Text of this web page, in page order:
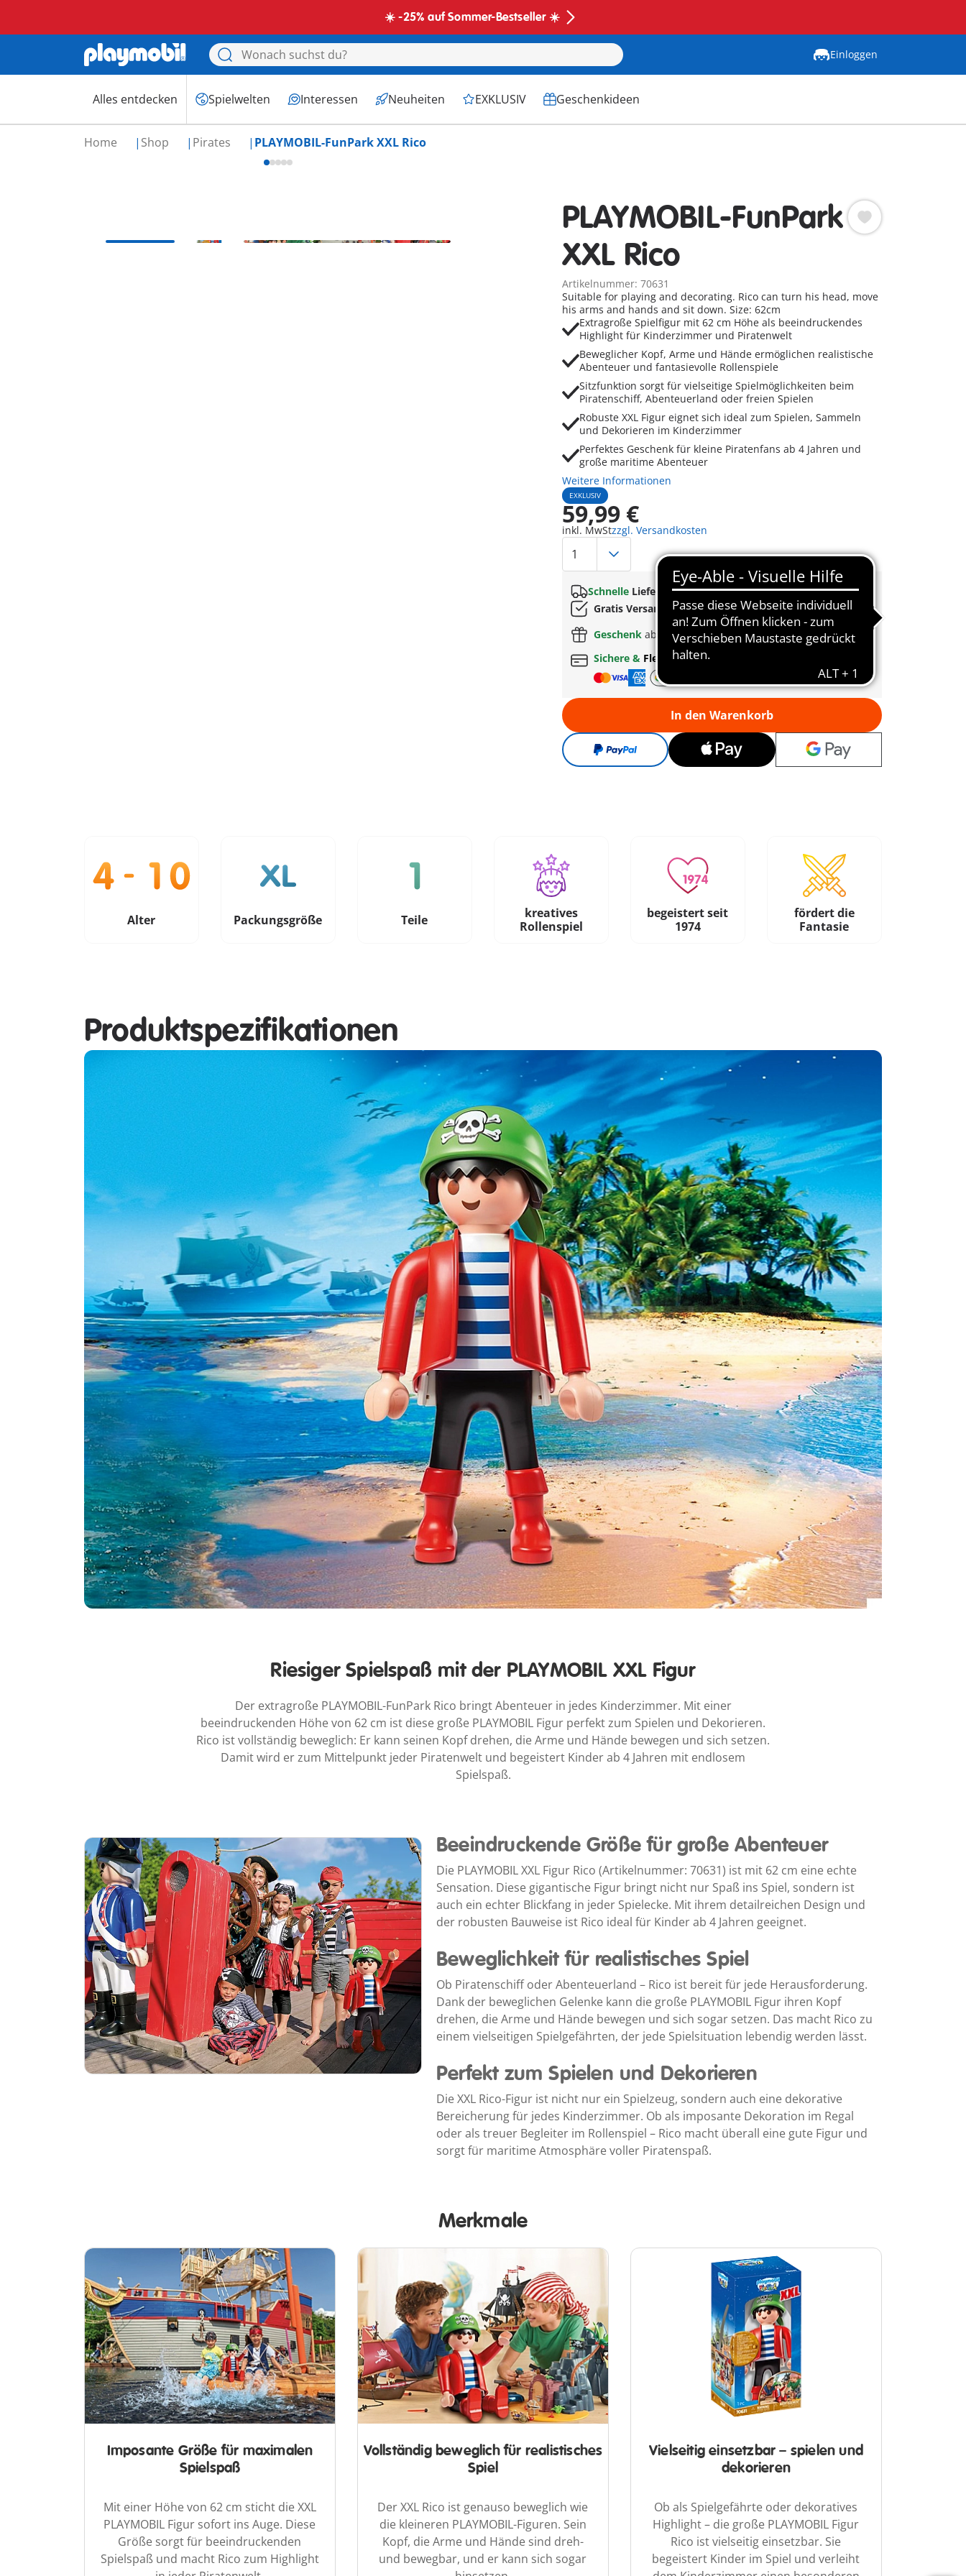
☀️ -25% auf Sommer-Bestseller ☀️
Einloggen
Alles entdecken Spielwelten Interessen Neuheiten EXKLUSIV Geschenkideen
Home Shop Pirates PLAYMOBIL-FunPark XXL Rico
PLAYMOBIL-FunPark
XXL Rico
Artikelnummer: 70631
Suitable for playing and decorating. Rico can turn his head, move
his arms and hands and sit down. Size: 62cm
Extragroße Spielfigur mit 62 cm Höhe als beeindruckendes
Highlight für Kinderzimmer und Piratenwelt
Beweglicher Kopf, Arme und Hände ermöglichen realistische
Abenteuer und fantasievolle Rollenspiele
Sitzfunktion sorgt für vielseitige Spielmöglichkeiten beim
Piratenschiff, Abenteuerland oder freien Spielen
Robuste XXL Figur eignet sich ideal zum Spielen, Sammeln
und Dekorieren im Kinderzimmer
Perfektes Geschenk für kleine Piratenfans ab 4 Jahren und
große maritime Abenteuer
Weitere Informationen
EXKLUSIV
59,99 €
inkl. MwStzzgl. Versandkosten
SchnelleLieferung!
Gratis Versand
ab55€
Geschenk ab 35€Bestellwert
Sichere & Flexible Zahlung
In den Warenkorb
Alter Packungsgröße Teile
kreatives
Rollenspiel
begeistert seit
1974
fördert die
Fantasie
Produktspezifikationen
Riesiger Spielspaß mit der PLAYMOBIL XXL Figur
Der extragroße PLAYMOBIL-FunPark Rico bringt Abenteuer in jedes Kinderzimmer. Mit einer
beeindruckenden Höhe von 62 cm ist diese große PLAYMOBIL Figur perfekt zum Spielen und Dekorieren.
Rico ist vollständig beweglich: Er kann seinen Kopf drehen, die Arme und Hände bewegen und sich setzen.
Damit wird er zum Mittelpunkt jeder Piratenwelt und begeistert Kinder ab 4 Jahren mit endlosem
Spielspaß.
Beeindruckende Größe für große Abenteuer
Die PLAYMOBIL XXL Figur Rico (Artikelnummer: 70631) ist mit 62 cm eine echte
Sensation. Diese gigantische Figur bringt nicht nur Spaß ins Spiel, sondern ist
auch ein echter Blickfang in jeder Spielecke. Mit ihrem detailreichen Design und
der robusten Bauweise ist Rico ideal für Kinder ab 4 Jahren geeignet.
Beweglichkeit für realistisches Spiel
Ob Piratenschiff oder Abenteuerland – Rico ist bereit für jede Herausforderung.
Dank der beweglichen Gelenke kann die große PLAYMOBIL Figur ihren Kopf
drehen, die Arme und Hände bewegen und sich sogar setzen. Das macht Rico zu
einem vielseitigen Spielgefährten, der jede Spielsituation lebendig werden lässt.
Perfekt zum Spielen und Dekorieren
Die XXL Rico-Figur ist nicht nur ein Spielzeug, sondern auch eine dekorative
Bereicherung für jedes Kinderzimmer. Ob als imposante Dekoration im Regal
oder als treuer Begleiter im Rollenspiel – Rico macht überall eine gute Figur und
sorgt für maritime Atmosphäre voller Piratenspaß.
Merkmale
Imposante Größe für maximalen
Spielspaß
Mit einer Höhe von 62 cm sticht die XXL
PLAYMOBIL Figur sofort ins Auge. Diese
Größe sorgt für beeindruckenden
Spielspaß und macht Rico zum Highlight
Vollständig beweglich für realistisches
Spiel
Der XXL Rico ist genauso beweglich wie
die kleineren PLAYMOBIL-Figuren. Sein
Kopf, die Arme und Hände sind dreh-
und bewegbar, und er kann sich sogar
Vielseitig einsetzbar – spielen und
dekorieren
Ob als Spielgefährte oder dekoratives
Highlight – die große PLAYMOBIL Figur
Rico ist vielseitig einsetzbar. Sie
begeistert Kinder im Spiel und verleiht